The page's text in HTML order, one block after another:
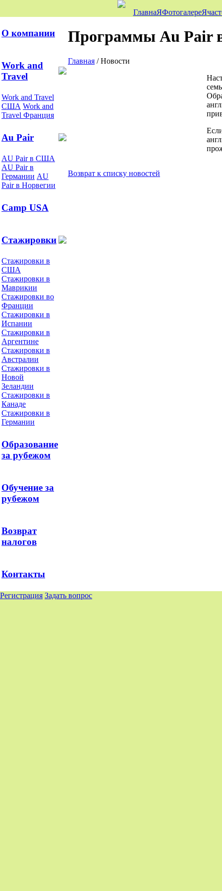
ГлавнаЯФотогалереЯ
О компании
Work and
Travel
Work and Travel
США Work and
Travel Франция
Au Pair
AU Pair в США
AU Pair в
Германии AU
Pair в Норвегии
Camp USA
Стажировки
Стажировки в
США
Стажировки в
Маврикии
Стажировки во
Франции
Стажировки в
Испании
Стажировки в
Аргентине
Стажировки в
Австралии
Стажировки в
Новой
Зеландии
Стажировки в
Канаде
Стажировки в
Германии
Образование
за рубежом
Обучение за
рубежом
Возврат
налогов
Контакты
Программы Au Pair
Главная /Новости
Возврат к списку новостей
Регистрация Задать вопрос